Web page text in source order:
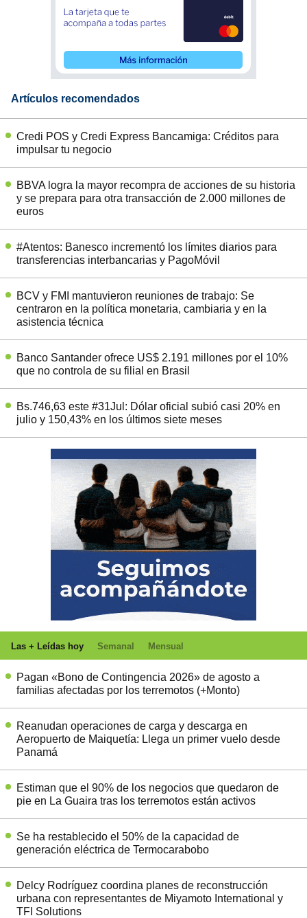
Artículos recomendados
Credi POS y Credi Express Bancamiga: Créditos para
impulsar tu negocio
BBVA logra la mayor recompra de acciones de su historia
y se prepara para otra transacción de 2.000 millones de
euros
#Atentos: Banesco incrementó los límites diarios para
transferencias interbancarias y PagoMóvil
BCV y FMI mantuvieron reuniones de trabajo: Se
centraron en la política monetaria, cambiaria y en la
asistencia técnica
Banco Santander ofrece US$ 2.191 millones por el 10%
que no controla de su filial en Brasil
Bs.746,63 este #31Jul: Dólar oficial subió casi 20% en
julio y 150,43% en los últimos siete meses
Las + Leídas hoy Semanal Mensual
Pagan «Bono de Contingencia 2026» de agosto a
familias afectadas por los terremotos (+Monto)
Reanudan operaciones de carga y descarga en
Aeropuerto de Maiquetía: Llega un primer vuelo desde
Panamá
Estiman que el 90% de los negocios que quedaron de
pie en La Guaira tras los terremotos están activos
Se ha restablecido el 50% de la capacidad de
generación eléctrica de Termocarabobo
Delcy Rodríguez coordina planes de reconstrucción
urbana con representantes de Miyamoto International y
TFI Solutions